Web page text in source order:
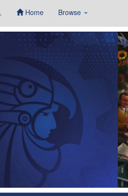
Home Browse